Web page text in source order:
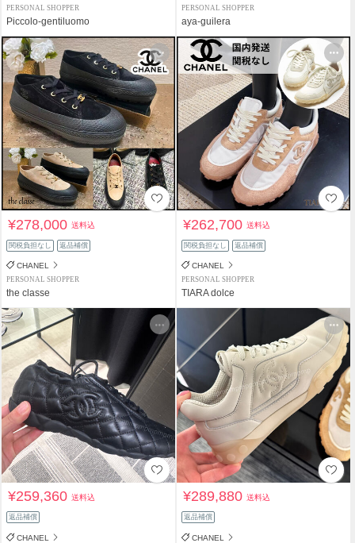
PERSONAL SHOPPER
Piccolo-gentiluomo
PERSONAL SHOPPER
aya-guilera
¥278,000送料込
関税負担なし 返品補償
CHANEL
PERSONAL SHOPPER
the classe
¥262,700送料込
関税負担なし 返品補償
CHANEL
PERSONAL SHOPPER
TIARA dolce
¥259,360送料込
返品補償
CHANEL
¥289,880送料込
返品補償
CHANEL